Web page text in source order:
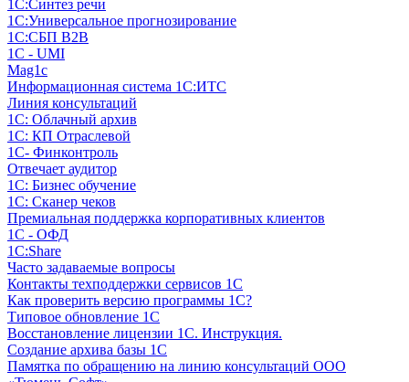
1С:Синтез речи
1С:Универсальное прогнозирование
1С:СБП B2B
1C - UMI
Mag1c
Информационная система 1С:ИТС
Линия консультаций
1С: Облачный архив
1С: КП Отраслевой
1С- Финконтроль
Отвечает аудитор
1С: Бизнес обучение
1С: Сканер чеков
Премиальная поддержка корпоративных клиентов
1С - ОФД
1С:Share
Часто задаваемые вопросы
Контакты техподдержки сервисов 1С
Как проверить версию программы 1С?
Типовое обновление 1С
Восстановление лицензии 1С. Инструкция.
Создание архива базы 1С
Памятка по обращению на линию консультаций ООО